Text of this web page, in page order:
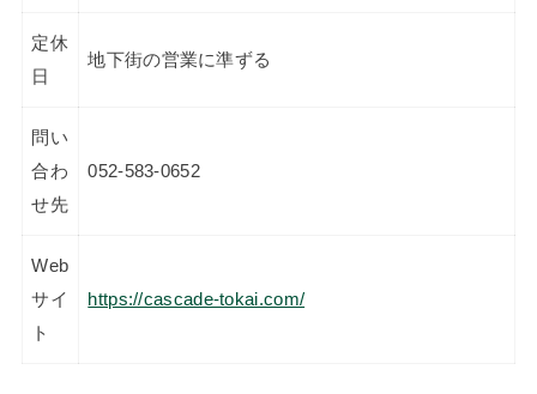
定休
日
地下街の営業に準ずる
問い
合わ
せ先
052-583-0652
Web
サイ
ト
https://cascade-tokai.com/